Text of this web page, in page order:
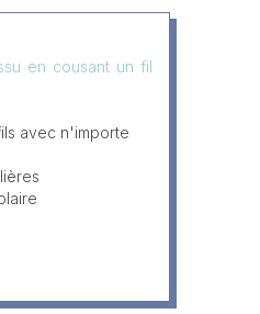
en cousant un fil
avec n'importe